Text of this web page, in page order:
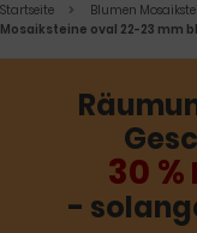
Startseite Blumen
Mosaiksteine oval 22-23 mm
30 %
-